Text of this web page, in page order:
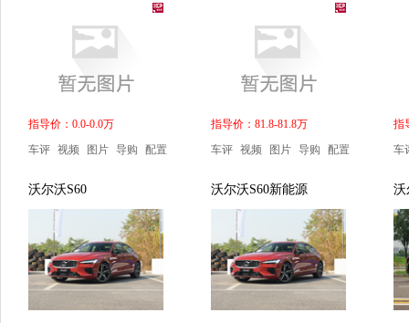
指导价：0.0-0.0万
车评 视频 图片 导购 配置
指导价：81.8-81.8万
车评 视频 图片 导购 配置
指
车
沃尔沃S60 沃尔沃S60新能源 沃